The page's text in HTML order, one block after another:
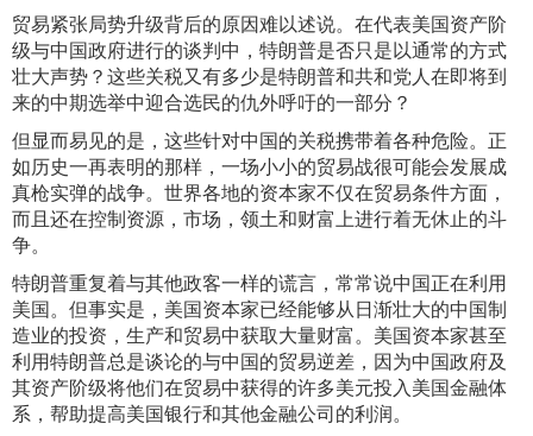
贸易紧张局势升级背后的原因难以述说。在代表美国资产阶
级与中国政府进行的谈判中，特朗普是否只是以通常的方式
壮大声势？这些关税又有多少是特朗普和共和党人在即将到
来的中期选举中迎合选民的仇外呼吁的一部分？
但显而易见的是，这些针对中国的关税携带着各种危险。正
如历史一再表明的那样，一场小小的贸易战很可能会发展成
真枪实弹的战争。世界各地的资本家不仅在贸易条件方面，
而且还在控制资源，市场，领土和财富上进行着无休止的斗
争。
特朗普重复着与其他政客一样的谎言，常常说中国正在利用
美国。但事实是，美国资本家已经能够从日渐壮大的中国制
造业的投资，生产和贸易中获取大量财富。美国资本家甚至
利用特朗普总是谈论的与中国的贸易逆差，因为中国政府及
其资产阶级将他们在贸易中获得的许多美元投入美国金融体
系，帮助提高美国银行和其他金融公司的利润。